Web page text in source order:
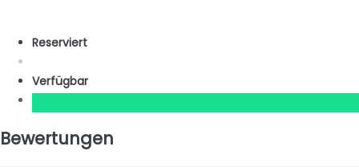
Reserviert
Verfügbar
Bewertungen